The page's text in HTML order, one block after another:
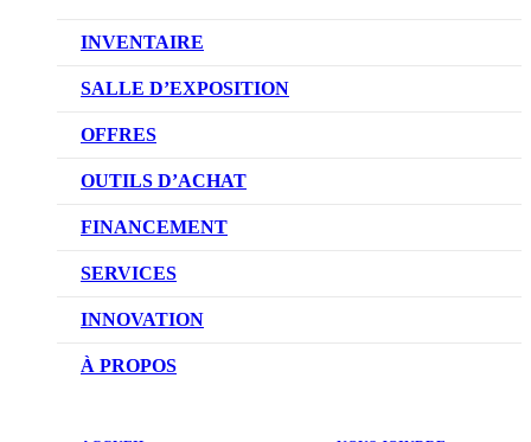
INVENTAIRE
VÉHICULES NEUFS
VÉHICULES D’OCCASION
SALLE D’EXPOSITION
OFFRES
OFFRES DU CONCESSIONNAIRE
OUTILS D’ACHAT
CONFIGUREZ VOTRE VÉHICULE
RÉSERVEZ UN ESSAI ROUTIER
DEMANDEZ UN PRIX
FINANCEMENT
NOTRE DIFFÉRENCE
DEMANDE DE CRÉDIT AUTO
SERVICES
NOTRE PROMESSE
PRENDRE UN RENDEZ-VOUS
INNOVATION
TECHNOLOGIE SKYACTIV
À PROPOS